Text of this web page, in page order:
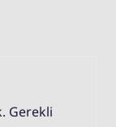
Gerekli